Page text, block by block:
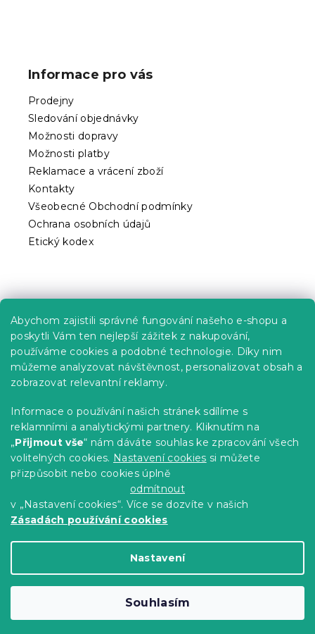
Abychom zajistili správné fungování našeho e-shopu a
poskytli Vám ten nejlepší zážitek z nakupování,
používáme cookies a podobné technologie. Díky nim
můžeme analyzovat návštěvnost, personalizovat obsah a
zobrazovat relevantní reklamy.
Informace o používání našich stránek sdílíme s
reklamními a analytickými partnery. Kliknutím na
„Přijmout vše“ nám dáváte souhlas ke zpracování všech
volitelných cookies. Nastavení cookies si můžete
přizpůsobit nebo cookies úplně
odmítnout
v „Nastavení cookies“. Více se dozvíte v našich
Zásadách používání cookies
Nastavení
Souhlasím
Informace pro vás
Prodejny
Sledování objednávky
Možnosti dopravy
Možnosti platby
Reklamace a vrácení zboží
Kontakty
Všeobecné Obchodní podmínky
Ochrana osobních údajů
Etický kodex
Kariéra
Poptávky a B2B spolupráce
Proč se u nás registrovat?
Věrnostní program - Sleva až 10 %
Návody
Tabulky velikostí
Blog
Copyright 2026Výprodej povlečení. Všechna
práva vyhrazena.Upravit nastavení cookies